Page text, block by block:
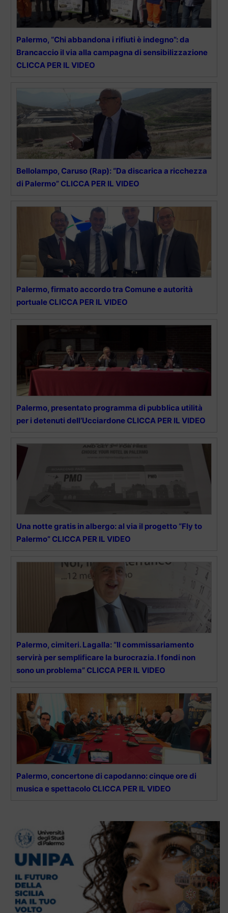
Palermo, “Chi abbandona i rifiuti è indegno”: da
Brancaccio il via alla campagna di sensibilizzazione
CLICCA PER IL VIDEO
Bellolampo, Caruso (Rap): “Da discarica a ricchezza
di Palermo” CLICCA PER IL VIDEO
Palermo, firmato accordo tra Comune e autorità
portuale CLICCA PER IL VIDEO
Palermo, presentato programma di pubblica utilità
per i detenuti dell’Ucciardone CLICCA PER IL VIDEO
Una notte gratis in albergo: al via il progetto “Fly to
Palermo” CLICCA PER IL VIDEO
Palermo, cimiteri. Lagalla: “Il commissariamento
servirà per semplificare la burocrazia. I fondi non
sono un problema” CLICCA PER IL VIDEO
Palermo, concertone di capodanno: cinque ore di
musica e spettacolo CLICCA PER IL VIDEO